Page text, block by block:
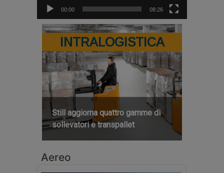
00:00 08:26
INTRALOGISTICA
Still aggiorna quattro gamme di
sollevatori e transpallet
Aereo